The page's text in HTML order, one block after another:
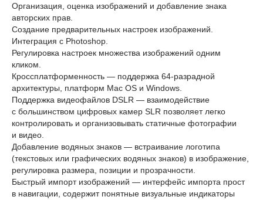
Организация, оценка изображений и добавление знака
авторских прав.
Создание предварительных настроек изображений.
Интеграция с Photoshop.
Регулировка настроек множества изображений одним
кликом.
Кроссплатформенность — поддержка 64-разрадной
архитектуры, платформ Mac OS и Windows.
Поддержка видеофайлов DSLR — взаимодействие
с большинством цифровых камер SLR позволяет легко
контролировать и организовывать статичные фотографии
и видео.
Добавление водяных знаков — встраивание логотипа
(текстовых или графических водяных знаков) в изображение,
регулировка размера, позиции и прозрачности.
Быстрый импорт изображений — интерфейс импорта прост
в навигации, содержит понятные визуальные индикаторы